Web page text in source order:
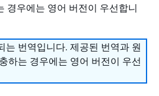
경우에는 영어 버전이 우선합니
는 번역입니다. 제공된 번역과 원
하는 경우에는 영어 버전이 우선